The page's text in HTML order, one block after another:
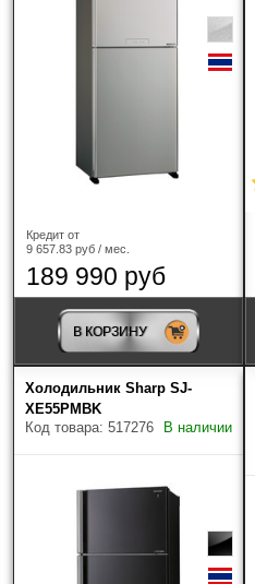
Кредит от
9 657.83 руб / мес.
189 990 руб
В КОРЗИНУ
Холодильник Sharp SJ-
XE55PMBK
Код товара: 517276
В наличии